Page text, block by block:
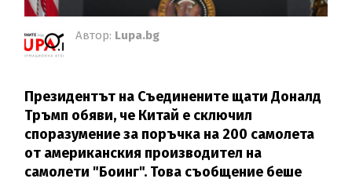
Автор: Lupa.bg
Президентът на Съединените щати Доналд
Тръмп обяви, че Китай е сключил
споразумение за поръчка на 200 самолета
от американския производител на
самолети "Боинг". Това съобщение беше